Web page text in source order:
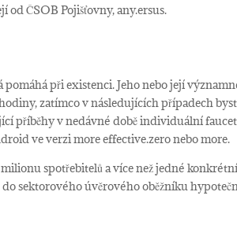
ČSOB Pojišťovny, any.ersus.
při existenci. Jeho nebo její
zatímco v následujících případech
příběhy v nedávné době individuální
ve verzi more effective.zero nebo more.
spotřebitelů a více než jedné
sektorového úvěrového oběžníku